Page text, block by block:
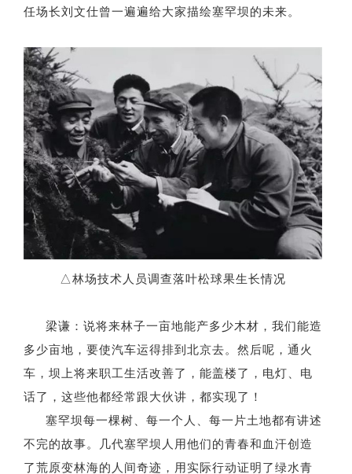
任场长刘文仕曾一遍遍给大家描绘塞罕坝的未来。
△林场技术人员调查落叶松球果生长情况
梁谦：说将来林子一亩地能产多少木材，我们能造
多少亩地，要使汽车运得排到北京去。然后呢，通火
车，坝上将来职工生活改善了，能盖楼了，电灯、电
话了，这些他都经常跟大伙讲，都实现了！
塞罕坝每一棵树、每一个人、每一片土地都有讲述
不完的故事。几代塞罕坝人用他们的青春和血汗创造
了荒原变林海的人间奇迹，用实际行动证明了绿水青